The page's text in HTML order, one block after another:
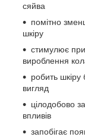
сяйва
помітно
шкіру
стимулює
вироблення
робить
вигляд
цілодобово
впливів
запобігає